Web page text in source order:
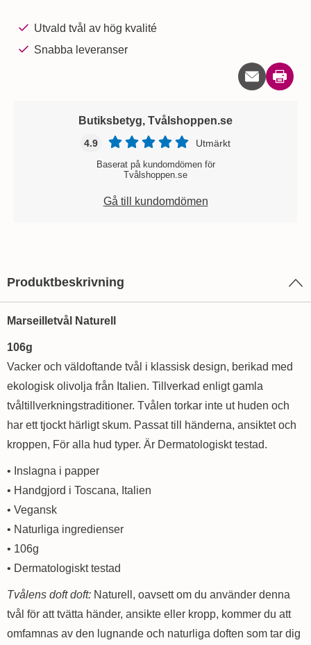
Utvald tvål av hög kvalité
Snabba leveranser
Skriv
Butiksbetyg, Tvålshoppen.se
4.9 Utmärkt
Baserat på kundomdömen för
Tvålshoppen.se
Gå till kundomdömen
Produktbeskrivning
Marseilletvål Naturell
106g
Vacker och väldoftande tvål i klassisk design, berikad med
ekologisk olivolja från Italien. Tillverkad enligt gamla
tvåltillverkningstraditioner. Tvålen torkar inte ut huden och
har ett tjockt härligt skum. Passat till händerna, ansiktet och
kroppen, För alla hud typer. Är Dermatologiskt testad.
• Inslagna i papper
• Handgjord i Toscana, Italien
• Vegansk
• Naturliga ingredienser
• 106g
• Dermatologiskt testad
Tvålens doft doft: Naturell, oavsett om du använder denna
tvål för att tvätta händer, ansikte eller kropp, kommer du att
omfamnas av den lugnande och naturliga doften som tar dig